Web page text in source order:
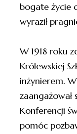
bogate życie
wyraził
W 1918 roku
Królewskiej
inżynierem.
zaangażował
Konferencji
pomóc